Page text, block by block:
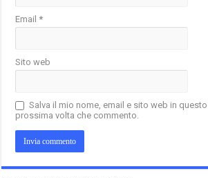
Email*
Sito web
Salva il mio nome, email e sito web in
prossima volta che commento.